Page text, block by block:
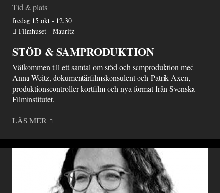
Tid & plats
fredag 15 okt - 12.30
Filmhuset - Mauritz
STÖD & SAMPRODUKTION
Välkommen till ett samtal om stöd och samproduktion med
Anna Weitz, dokumentärfilmskonsulent och Patrik Axen,
produktionscontroller kortfilm och nya format från Svenska
Filminstitutet.
LÄS MER